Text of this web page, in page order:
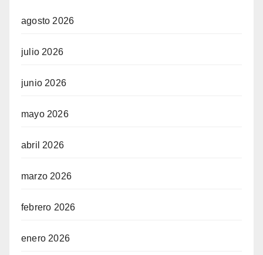
agosto 2026
julio 2026
junio 2026
mayo 2026
abril 2026
marzo 2026
febrero 2026
enero 2026